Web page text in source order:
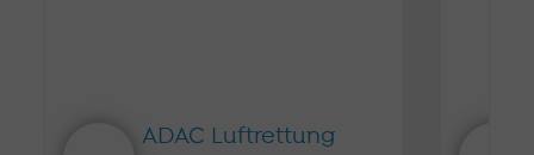
ADAC Luftrettung